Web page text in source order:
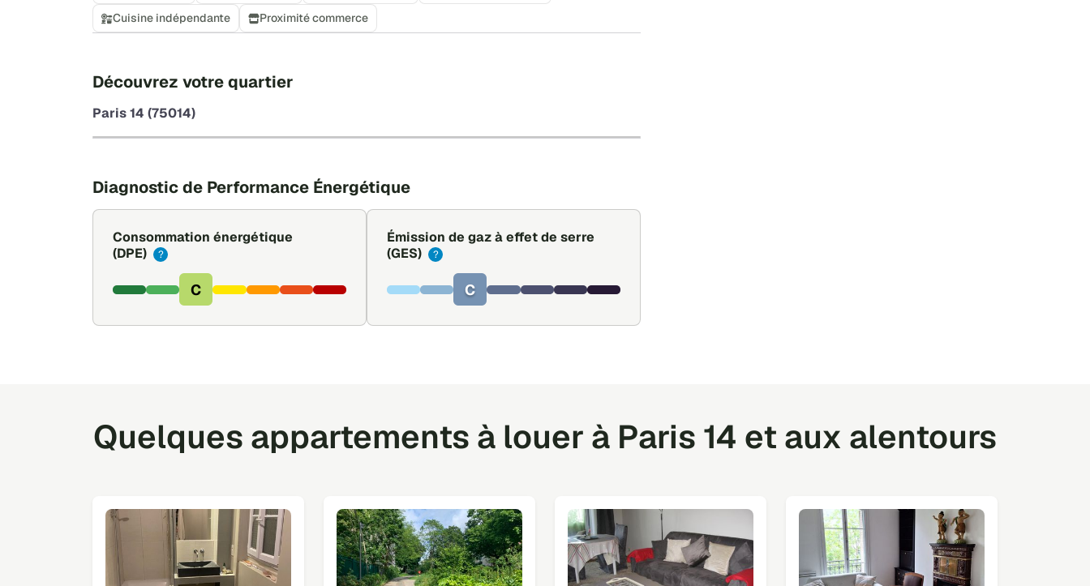
Cuisine indépendante
Proximité commerce
Découvrez votre quartier
Paris 14 (75014)
Diagnostic de Performance Énergétique
Consommation énergétique
(DPE)
?
C
Émission de gaz à effet de serre
(GES)
?
C
Quelques appartements à louer à Paris 14 et aux alentours